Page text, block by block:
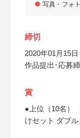
写真・フォ
締切
2020年01月15日
作品提出･応募
賞
●上位（10名）
けセット ダブル